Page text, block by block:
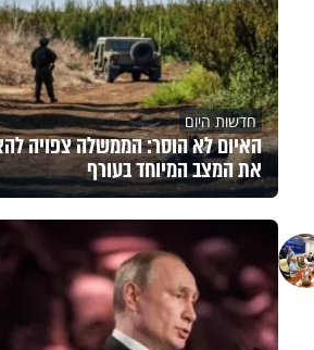
חדשות היום
האיום לא הוסר: הממשלה צפויה
את המצב המיוחד בעורף